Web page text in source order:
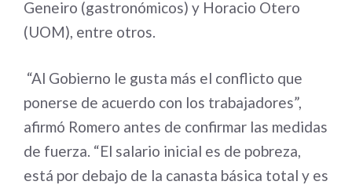
Geneiro (gastronómicos) y Horacio Otero
(UOM), entre otros.
“Al Gobierno le gusta más el conflicto que
ponerse de acuerdo con los trabajadores”,
afirmó Romero antes de confirmar las medidas
de fuerza. “El salario inicial es de pobreza,
está por debajo de la canasta básica total y es